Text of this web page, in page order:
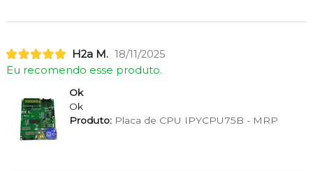
H2a M. 18/11/2025
Eu recomendo esse produto.
Ok
Ok
Produto:Placa de CPU IPYCPU75B - MRP